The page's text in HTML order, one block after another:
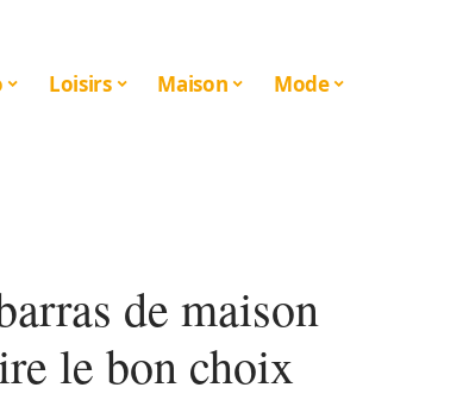
Loisirs Maison Mode
de maison
le bon choix